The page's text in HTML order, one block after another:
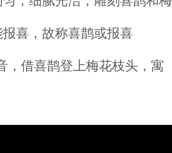
喜，故称喜鹊或报喜
，借喜鹊登上梅花枝头，寓